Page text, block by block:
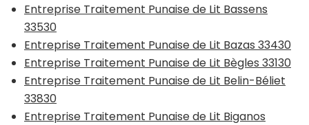
Entreprise Traitement Punaise de Lit Bassens
33530
Entreprise Traitement Punaise de Lit Bazas 33430
Entreprise Traitement Punaise de Lit Bègles 33130
Entreprise Traitement Punaise de Lit Belin-Béliet
33830
Entreprise Traitement Punaise de Lit Biganos